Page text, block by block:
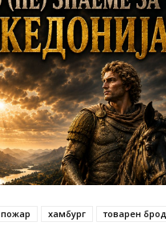
пожар хамбург товарен брод